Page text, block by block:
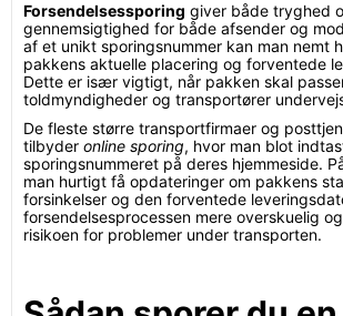
Forsendelsessporing giver både tryghed
gennemsigtighed for både afsender og
af et unikt sporingsnummer kan man nemt
pakkens aktuelle placering og forventede
Dette er især vigtigt, når pakken skal
toldmyndigheder og transportører
De fleste større transportfirmaer og
tilbyder online sporing, hvor man blot
sporingsnummeret på deres hjemmeside.
man hurtigt få opdateringer om pakkens
forsinkelser og den forventede
forsendelsesprocessen mere overskuelig
risikoen for problemer under transporten.